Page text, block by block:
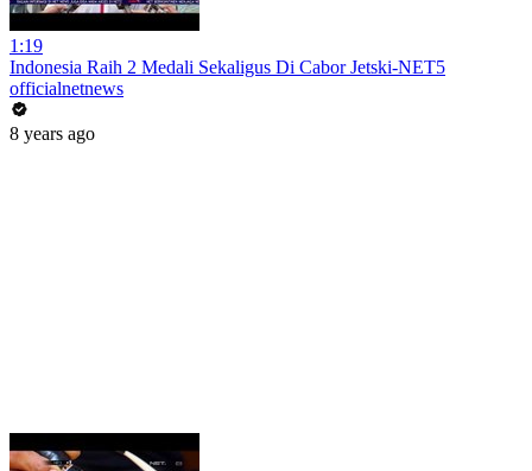
1:19
Indonesia Raih 2 Medali Sekaligus Di Cabor Jetski-NET5
officialnetnews
8 years ago